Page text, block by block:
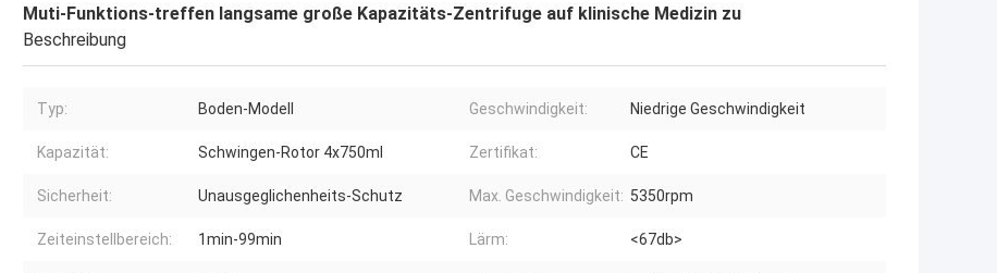
Muti-Funktions-treffen langsame große Kapazitäts-Zentrifuge auf klinische Medizin zu
Beschreibung
Typ: Boden-Modell Geschwindigkeit: Niedrige Geschwindigkeit
Kapazität: Schwingen-Rotor 4x750ml Zertifikat: CE
Sicherheit: Unausgeglichenheits-Schutz Max. Geschwindigkeit: 5350rpm
Zeiteinstellbereich: 1min-99min Lärm: <67db>